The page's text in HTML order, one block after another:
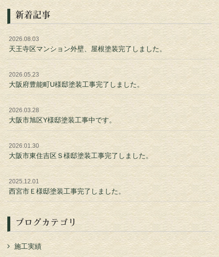
新着記事
2026.08.03
天王寺区マンション外壁、屋根塗装完了しました。
2026.05.23
大阪府豊能町U様邸塗装工事完了しました。
2026.03.28
大阪市旭区Y様邸塗装工事中です。
2026.01.30
大阪市東住吉区Ｓ様邸塗装工事完了しました。
2025.12.01
西宮市Ｅ様邸塗装工事完了しました。
ブログカテゴリ
施工実績